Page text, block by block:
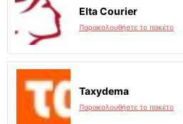
Elta Courier
Παρακολουθήστε το πακέτο
Taxydema
Παρακολουθήστε το πακέτο